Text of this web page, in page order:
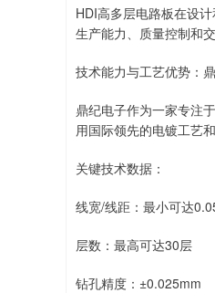
HDI高多层电路板在设
生产能力、质量控制和
技术能力与工艺优势：
鼎纪电子作为一家专注
用国际领先的电镀工艺
关键技术数据：
线宽/线距：最小可达
层数：最高可达30层
钻孔精度：±0.025mm